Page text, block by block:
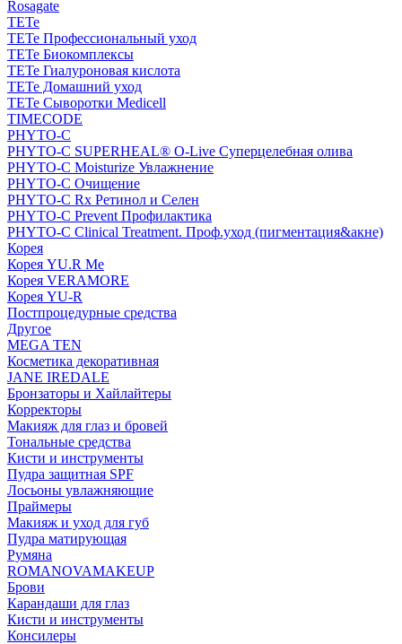
Rosagate
TETe
TETe Профессиональный уход
TETe Биокомплексы
TETe Гиалуроновая кислота
TETe Домашний уход
TETe Сыворотки Medicell
TIMECODE
PHYTO-C
PHYTO-C SUPERHEAL® O-Live Суперцелебная олива
PHYTO-C Moisturize Увлажнение
PHYTO-C Очищение
PHYTO-C Rx Ретинол и Селен
PHYTO-C Prevent Профилактика
PHYTO-C Clinical Treatment. Проф.уход (пигментация&акне)
Корея
Корея YU.R Me
Корея VERAMORE
Корея YU-R
Постпроцедурные средства
Другое
MEGA TEN
Косметика декоративная
JANE IREDALE
Бронзаторы и Хайлайтеры
Корректоры
Макияж для глаз и бровей
Тональные средства
Кисти и инструменты
Пудра защитная SPF
Лосьоны увлажняющие
Праймеры
Макияж и уход для губ
Пудра матирующая
Румяна
ROMANOVAMAKEUP
Брови
Карандаши для глаз
Кисти и инструменты
Консилеры